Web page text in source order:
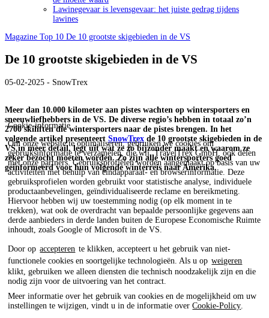
Cookie-informatie
Om onze website te optimaliseren, gebruiken we cookies om
gebruiksinformatie te verzamelen, die wij, TravelTrex GmbH, ook delen
met onze partners. Gebruiksprofielen worden aangemaakt op basis van uw
activiteiten met behulp van eindapparaat- en browserinformatie. Deze
gebruiksprofielen worden gebruikt voor statistische analyse, individuele
productaanbevelingen, geïndividualiseerde reclame en bereikmeting.
Hiervoor hebben wij uw toestemming nodig (op elk moment in te
trekken), wat ook de overdracht van bepaalde persoonlijke gegevens aan
derde aanbieders in derde landen buiten de Europese Economische Ruimte
inhoudt, zoals Google of Microsoft in de VS.
Door op accepteren te klikken, accepteert u het gebruik van niet-
functionele cookies en soortgelijke technologieën. Als u op weigeren
klikt, gebruiken we alleen diensten die technisch noodzakelijk zijn en die
nodig zijn voor de uitvoering van het contract.
Meer informatie over het gebruik van cookies en de mogelijkheid om uw
instellingen te wijzigen, vindt u in de informatie overCookie-Policy
Lawinegevaar is levensgevaar: het juiste gedrag tijdens
lawines
Magazine Top 10 De 10 grootste skigebieden in de VS
De 10 grootste skigebieden in de VS
05-02-2025 - SnowTrex
Meer dan 10.000 kilometer aan pistes wachten op wintersporters en
sneeuwliefhebbers in de VS. De diverse regio’s hebben in totaal zo’n
2700 skiliften die wintersporters naar de pistes brengen. In het
volgende artikel presenteert SnowTrex de 10 grootste skigebieden in de
VS in meer detail, legt uit wat ze zo bijzonder maakt en waarom ze
zeker bezocht moeten worden. Zo zijn alle wintersporters goed
geïnformeerd voor hun volgende winterreis naar Amerika.